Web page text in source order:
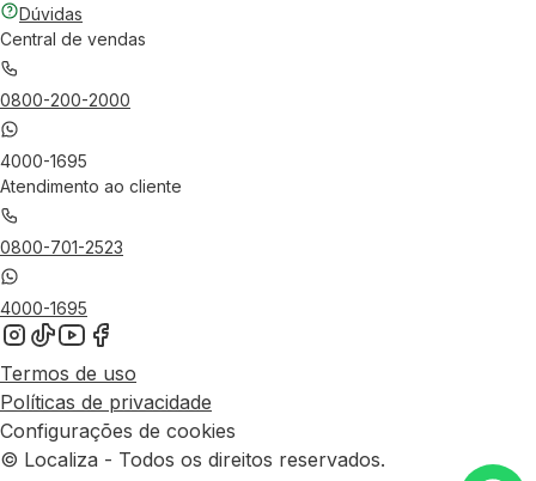
Dúvidas
Central de vendas
0800-200-2000
4000-1695
Atendimento ao cliente
0800-701-2523
4000-1695
Termos de uso
Políticas de privacidade
Configurações de cookies
© Localiza - Todos os direitos reservados.